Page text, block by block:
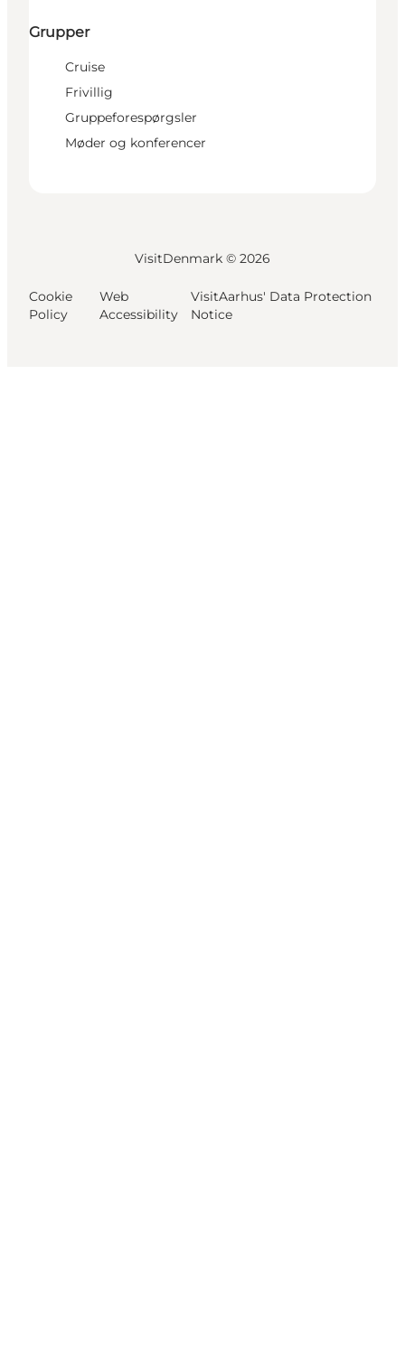
Grupper
Cruise
Frivillig
Gruppeforespørgsler
Møder og konferencer
VisitDenmark © 2026
Cookie
Policy
Web
Accessibility
VisitAarhus' Data Protection
Notice